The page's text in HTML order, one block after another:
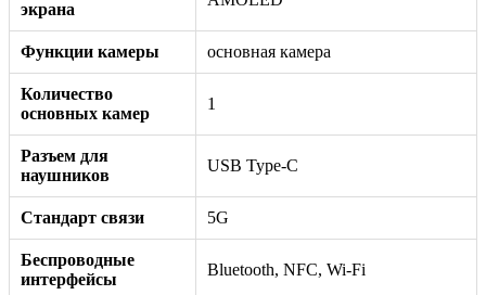
экрана
Функции камеры основная камера
Количество
основных камер
1
Разъем для
наушников
USB Type-C
Стандарт связи 5G
Беспроводные
интерфейсы
Bluetooth, NFC, Wi-Fi